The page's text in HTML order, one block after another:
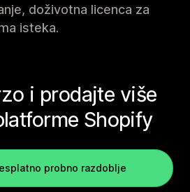
doživotna licenca za
isteka.
i prodajte više
Shopify
probno razdoblje